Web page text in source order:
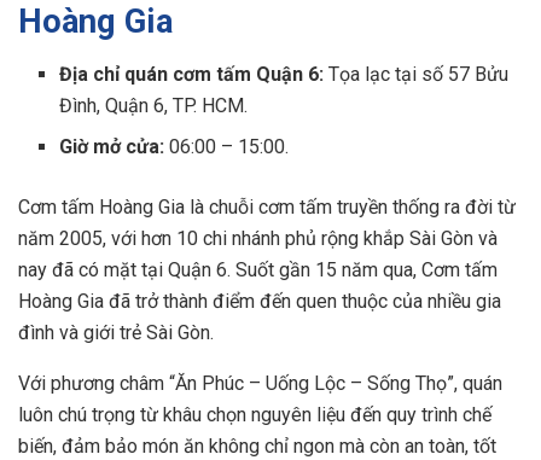
Hoàng Gia
Địa chỉ quán cơm tấm Quận 6​:Tọa lạc tại số 57 Bửu
Đình, Quận 6, TP. HCM.
Giờ mở cửa:06:00 – 15:00.
Cơm tấm Hoàng Gia là chuỗi cơm tấm truyền thống ra đời từ
năm 2005, với hơn 10 chi nhánh phủ rộng khắp Sài Gòn và
nay đã có mặt tại Quận 6. Suốt gần 15 năm qua, Cơm tấm
Hoàng Gia đã trở thành điểm đến quen thuộc của nhiều gia
đình và giới trẻ Sài Gòn.
Với phương châm “Ăn Phúc – Uống Lộc – Sống Thọ”, quán
luôn chú trọng từ khâu chọn nguyên liệu đến quy trình chế
biến, đảm bảo món ăn không chỉ ngon mà còn an toàn, tốt